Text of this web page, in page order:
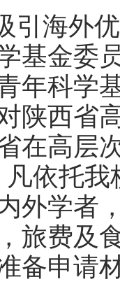
引海外
基金委
年科学
陕西省
在高层
凡依托
外学者
旅费及
备申请材